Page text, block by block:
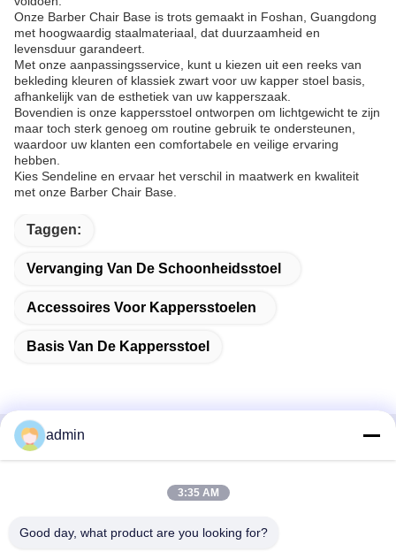
Onze Barber Chair Base is trots gemaakt in Foshan, Guangdong
met hoogwaardig staalmateriaal, dat duurzaamheid en
levensduur garandeert.
Met onze aanpassingsservice, kunt u kiezen uit een reeks van
bekleding kleuren of klassiek zwart voor uw kapper stoel basis,
afhankelijk van de esthetiek van uw kapperszaak.
Bovendien is onze kappersstoel ontworpen om lichtgewicht te zijn
maar toch sterk genoeg om routine gebruik te ondersteunen,
waardoor uw klanten een comfortabele en veilige ervaring
hebben.
Kies Sendeline en ervaar het verschil in maatwerk en kwaliteit
met onze Barber Chair Base.
Taggen:
Vervanging Van De Schoonheidsstoel
Accessoires Voor Kappersstoelen
Basis Van De Kappersstoel
Snel contact
City, provincie Guangdong, China
admin
3:35 AM
Good day, what product are you looking for?